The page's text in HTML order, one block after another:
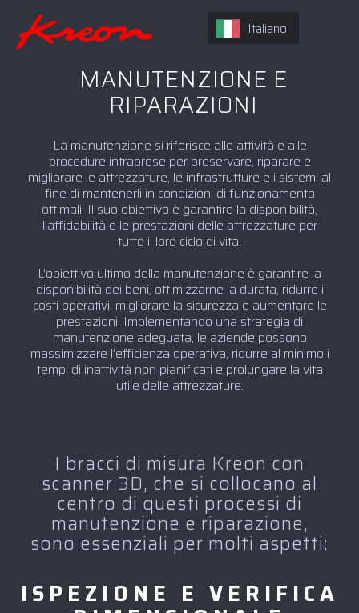
MANUTENZIONE E
RIPARAZIONI
La manutenzione si riferisce alle attività e alle
procedure intraprese per preservare, riparare e
migliorare le attrezzature, le infrastrutture e i sistemi al
fine di mantenerli in condizioni di funzionamento
ottimali. Il suo obiettivo è garantire la disponibilità,
l’affidabilità e le prestazioni delle attrezzature per
tutto il loro ciclo di vita.
L’obiettivo ultimo della manutenzione è garantire la
disponibilità dei beni, ottimizzarne la durata, ridurre i
costi operativi, migliorare la sicurezza e aumentare le
prestazioni. Implementando una strategia di
manutenzione adeguata, le aziende possono
massimizzare l’efficienza operativa, ridurre al minimo i
tempi di inattività non pianificati e prolungare la vita
utile delle attrezzature.
I bracci di misura Kreon con
scanner 3D, che si collocano al
centro di questi processi di
manutenzione e riparazione,
sono essenziali per molti aspetti:
ISPEZIONE E VERIFICA
Italiano